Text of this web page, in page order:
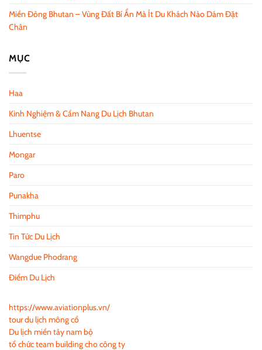
Miền Đông Bhutan – Vùng Đất Bí Ẩn Mà Ít Du Khách Nào Dám Đặt
Chân
MỤC
Haa
Kinh Nghiệm & Cẩm Nang Du Lịch Bhutan
Lhuentse
Mongar
Paro
Punakha
Thimphu
Tin Tức Du Lịch
Wangdue Phodrang
Điểm Du Lịch
https://www.aviationplus.vn/
tour du lịch mông cổ
Du lịch miền tây nam bộ
tổ chức team building cho công ty